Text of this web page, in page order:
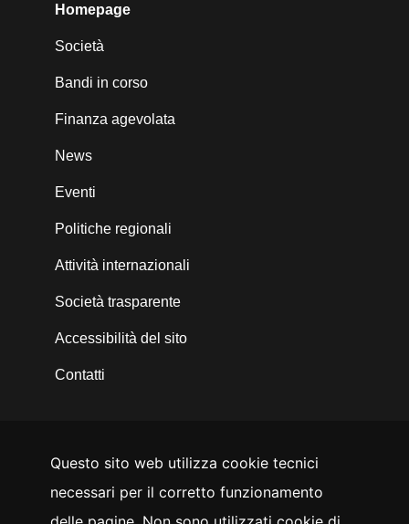
Homepage
Società
Bandi in corso
Finanza agevolata
News
Eventi
Politiche regionali
Attività internazionali
Società trasparente
Accessibilità del sito
Contatti
SEGUICI SU
YouTube
Facebook
Instagram
LinkedIn
Twitter
Questo sito web utilizza cookie tecnici
necessari per il corretto funzionamento